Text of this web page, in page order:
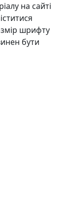
на сайті
шрифту
бути